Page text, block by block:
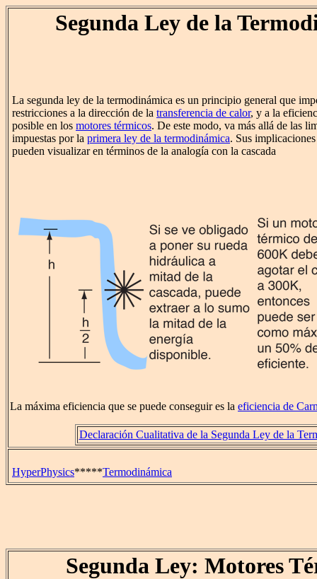
Segunda Ley de la
La segunda ley de la termodinámica es un principio general que
restricciones a la dirección de la transferencia de calor, y a la
posible en los motores térmicos. De este modo, va más allá de las
impuestas por la primera ley de la termodinámica. Sus implicaciones
pueden visualizar en términos de la analogía con la cascada
La máxima eficiencia que se puede conseguir es la eficiencia de
Declaración Cualitativa de la Segunda Ley de la
HyperPhysics*****Termodinámica
Segunda Ley: Motores